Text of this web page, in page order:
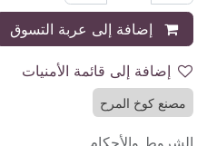
إضافة إلى عربة التسوق
إضافة إلى قائمة الأمنيات
مصنع كوخ المرح
الشروط والأحكام